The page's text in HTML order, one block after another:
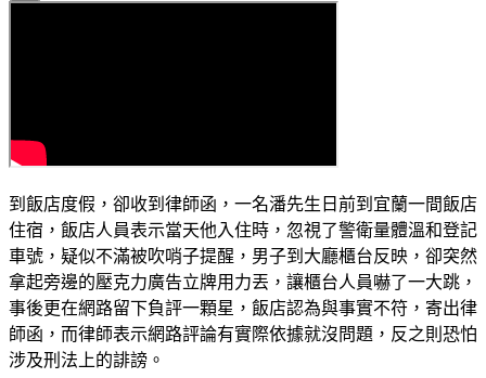
到飯店度假，卻收到律師函，一名潘先生日前到宜蘭一間飯店
住宿，飯店人員表示當天他入住時，忽視了警衛量體溫和登記
車號，疑似不滿被吹哨子提醒，男子到大廳櫃台反映，卻突然
拿起旁邊的壓克力廣告立牌用力丟，讓櫃台人員嚇了一大跳，
事後更在網路留下負評一顆星，飯店認為與事實不符，寄出律
師函，而律師表示網路評論有實際依據就沒問題，反之則恐怕
涉及刑法上的誹謗。